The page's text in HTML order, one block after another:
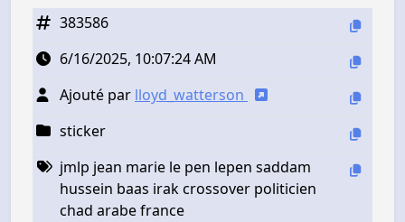
383586
6/16/2025, 10:07:24 AM
Ajouté par lloyd_watterson
sticker
jmlp jean marie le pen lepen saddam
hussein baas irak crossover politicien
chad arabe france